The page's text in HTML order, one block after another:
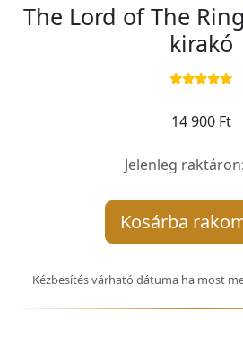
The Lord of The
kirakó
14 900 Ft
Jelenleg
Kosárba
Kézbesítés várható dátuma ha most